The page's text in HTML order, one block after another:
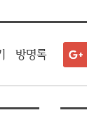
방명록